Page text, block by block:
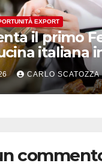
EXPORT
il primo
italiana
CARLO SCATOZZA